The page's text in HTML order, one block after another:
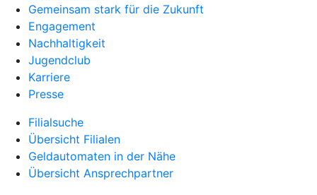
Gemeinsam stark für die Zukunft
Engagement
Nachhaltigkeit
Jugendclub
Karriere
Presse
Filialsuche
Übersicht Filialen
Geldautomaten in der Nähe
Übersicht Ansprechpartner